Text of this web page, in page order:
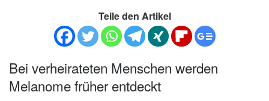
Teile den Artikel
Bei verheirateten Menschen werden
Melanome früher entdeckt